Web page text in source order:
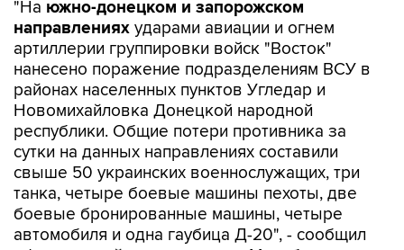
артиллерии группировки войск "Восток"
нанесено поражение подразделениям ВСУ в
районах населенных пунктов Угледар и
Новомихайловка Донецкой народной
республики. Общие потери противника за
сутки на данных направлениях составили
свыше 50 украинских военнослужащих, три
танка, четыре боевые машины пехоты, две
боевые бронированные машины, четыре
автомобиля и одна гаубица Д-20", - сообщил
официальный представитель Минобороны
России.